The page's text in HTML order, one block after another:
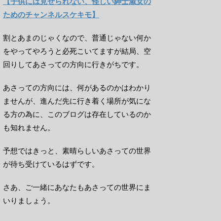
ためのチャンネルスケキモ】
割とあまのじゃくなので、普通じゃない何か
をやってやろうと必死こいてますが結局、空
回りしてあさっての方向に行きがちです。
あさっての方向には、何があるのかはわかり
ませんが、進んだ先に行き着く場所が気にな
る方の為に、このブログは存在しているのか
も知れません。
予想ではきっと、素晴らしいあさっての世界
が待ち受けているはずです。
さあ、ご一緒にあなたもあさっての世界にま
いりましょう。